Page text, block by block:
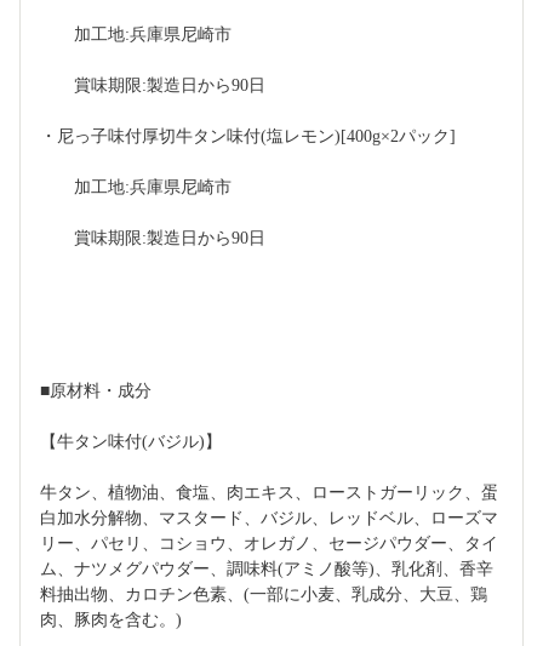
加工地:兵庫県尼崎市
賞味期限:製造日から90日
・尼っ子味付厚切牛タン味付(塩レモン)[400g×2パック]
加工地:兵庫県尼崎市
賞味期限:製造日から90日
■原材料・成分
【牛タン味付(バジル)】
牛タン、植物油、食塩、肉エキス、ローストガーリック、蛋
白加水分解物、マスタード、バジル、レッドベル、ローズマ
リー、パセリ、コショウ、オレガノ、セージパウダー、タイ
ム、ナツメグパウダー、調味料(アミノ酸等)、乳化剤、香辛
料抽出物、カロチン色素、(一部に小麦、乳成分、大豆、鶏
肉、豚肉を含む。)